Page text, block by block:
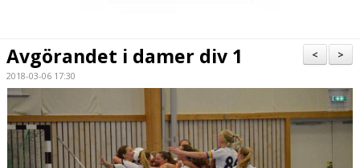
MATCHER
KONTAKT
>
<
Avgörandet i damer div 1
2018-03-06 17:30